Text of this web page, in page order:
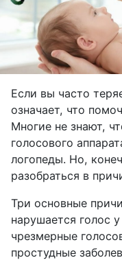
Если вы часто
означает, что
Многие не знают,
голосового
логопеды. Но,
разобраться в
Три основные
нарушается голос
чрезмерные
простудные